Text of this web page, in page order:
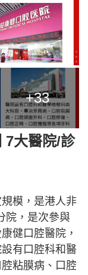
+33
7大醫院/診
模，是港人非
院，是次參與
健口腔醫院，
有口腔科和醫
粘膜病、口腔